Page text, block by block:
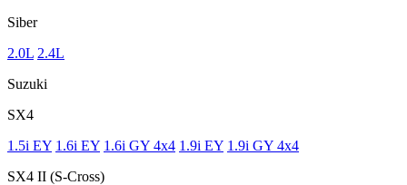
Siber
2.0L 2.4L
Suzuki
SX4
1.5i EY 1.6i EY 1.6i GY 4x4 1.9i EY 1.9i GY 4x4
SX4 II (S-Cross)